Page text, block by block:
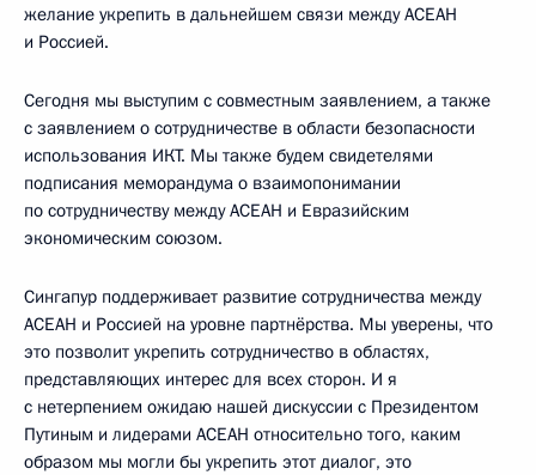
желание укрепить в дальнейшем связи между АСЕАН
и Россией.
Сегодня мы выступим с совместным заявлением, а также
с заявлением о сотрудничестве в области безопасности
использования ИКТ. Мы также будем свидетелями
подписания меморандума о взаимопонимании
по сотрудничеству между АСЕАН и Евразийским
экономическим союзом.
Сингапур поддерживает развитие сотрудничества между
АСЕАН и Россией на уровне партнёрства. Мы уверены, что
это позволит укрепить сотрудничество в областях,
представляющих интерес для всех сторон. И я
с нетерпением ожидаю нашей дискуссии с Президентом
Путиным и лидерами АСЕАН относительно того, каким
образом мы могли бы укрепить этот диалог, это